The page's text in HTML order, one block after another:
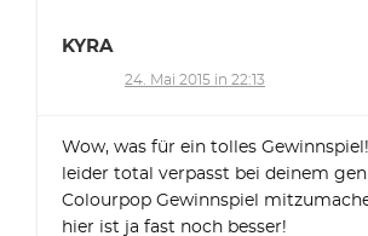
KYRA
24. Mai 2015 in 22:13
Wow, was für ein tolles
leider total verpasst bei deinem
Colourpop Gewinnspiel
hier ist ja fast noch besser!